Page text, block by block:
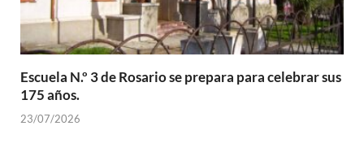
Escuela N.º 3 de Rosario se prepara para celebrar sus
175 años.
23/07/2026